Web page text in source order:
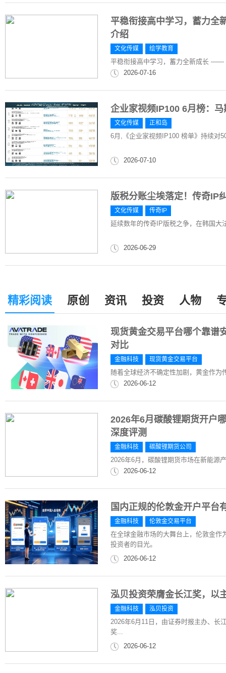
平稳衔接高中学习，蓄力
介绍
文化传媒 绘学教育
平稳衔接高中学习，蓄力全新成长 ——
2026-07-16
企业家视频IP100 6月榜：
文化传媒 正和岛
6月,《企业家视频IP100 榜单》持续对
2026-07-10
版税分账尘埃落定！传奇IP
文化传媒 传奇IP
延续数年的传奇IP版税之争，在韩国大
2026-06-29
精彩阅读 原创 资讯 投资 人物
现货黄金交易平台哪个靠谱
对比
金融科技 现货黄金交易平台
随着全球经济不确定性加剧，黄金作
2026-06-12
2026年6月碳酸锂期货开户
深度评测
金融科技 碳酸锂期货公司
2026年6月，碳酸锂期货市场在新能源
2026-06-12
国内正规的伦敦金开户平台
金融科技 伦敦金交易平台
在全球金融市场的大舞台上，伦敦金作
投资者的目光。
2026-06-12
泓贝投资荣膺金长江奖，以
金融科技 泓贝投资
2026年6月11日，由证券时报主办、长
奖...
2026-06-12